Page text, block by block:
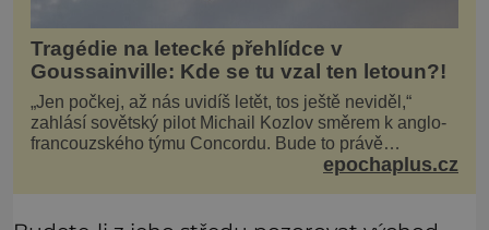
Tragédie na letecké přehlídce v
Goussainville: Kde se tu vzal ten letoun?!
„Jen počkej, až nás uvidíš letět, tos ještě neviděl,“
zahlásí sovětský pilot Michail Kozlov směrem k anglo-
francouzského týmu Concordu. Bude to právě
konkurenční boj, co bude stát za smrtí celé 6členné
epochaplus.cz